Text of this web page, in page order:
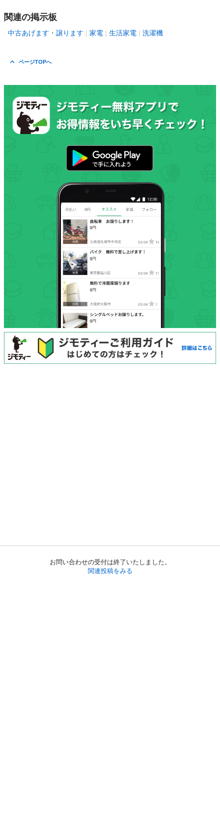
お問い合わせの受付は終了いたしました。
関連投稿をみる
関連の掲示板
中古あげます・譲ります 家電 生活家電 洗濯機
ページTOPへ